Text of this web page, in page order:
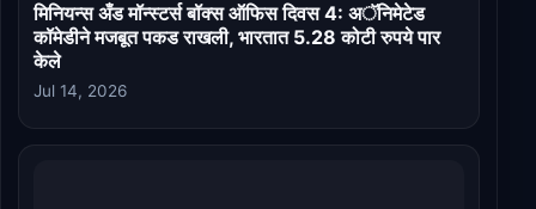
मिनियन्स अँड मॉन्स्टर्स बॉक्स ऑफिस दिवस 4: अॅनिमेटेड
कॉमेडीने मजबूत पकड राखली, भारतात 5.28 कोटी रुपये पार
केले
Jul 14, 2026